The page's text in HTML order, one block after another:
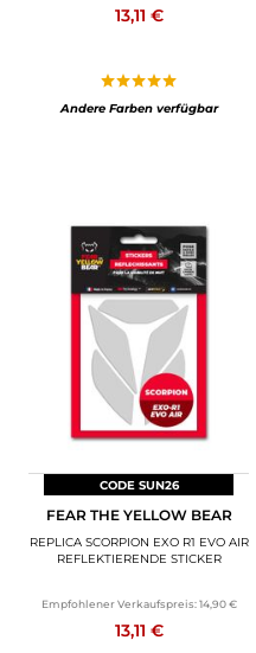
13,11 €
Andere Farben verfügbar
CODE SUN26
FEAR THE YELLOW BEAR
REPLICA SCORPION EXO R1 EVO AIR
REFLEKTIERENDE STICKER
Empfohlener Verkaufspreis: 14,90 €
13,11 €